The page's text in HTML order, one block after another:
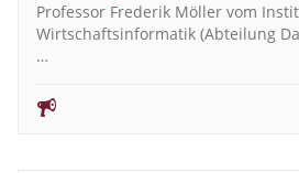
Professor Frederik Möller vom
Wirtschaftsinformatik (Abteilung
…